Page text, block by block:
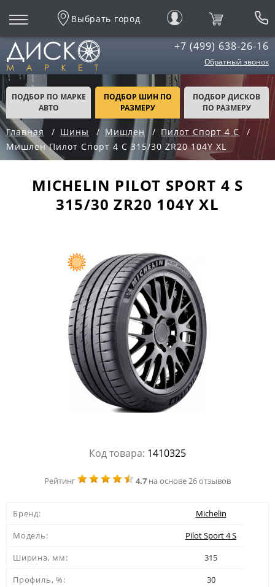
Выбрать город
+7 (499) 638-26-16
Обратный звонок
ПОДБОР ПО МАРКЕ
АВТО
ПОДБОР ШИН ПО
РАЗМЕРУ
ПОДБОР ДИСКОВ
ПО РАЗМЕРУ
Главная Шины Мишлен
Пилот Спорт 4 С
Мишлен Пилот Спорт 4 С 315/30 ZR20 104Y XL
MICHELIN PILOT SPORT 4 S
315/30 ZR20 104Y XL
Код товара: 1410325
Рейтинг 4.7 на основе 26 отзывов
Бренд:
Michelin
Модель:
Pilot Sport 4 S
Ширина, мм:
315
Профиль, %:
30